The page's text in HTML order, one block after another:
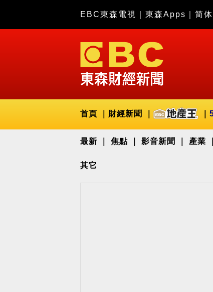
EBC東森電視 東森Apps 简体
首頁 財經新聞
最新 焦點 影音新聞 產業
其它